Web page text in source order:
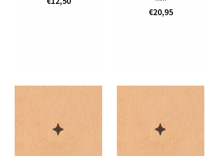
€20,95